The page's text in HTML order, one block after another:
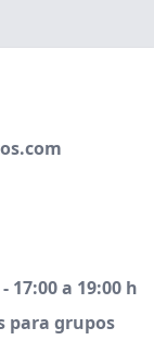
17:00 a 19:00 h
para grupos